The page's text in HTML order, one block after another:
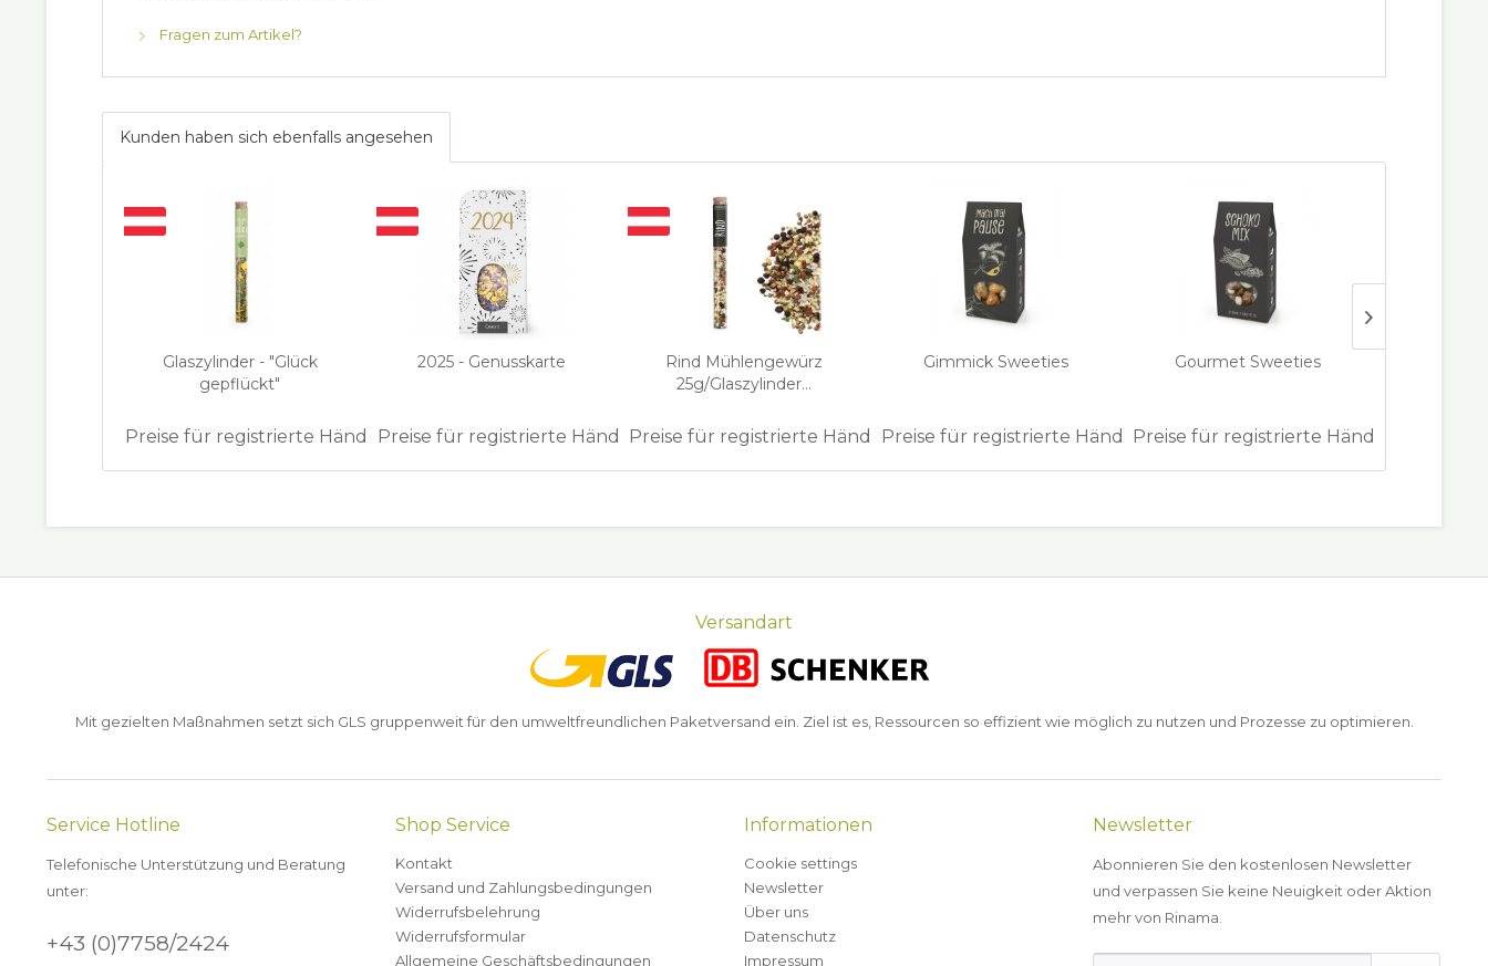
Fragen zum Artikel?
Kunden haben sich ebenfalls angesehen
Glaszylinder - "Glück
gepflückt"
Preise für registrierte Händler
2025 - Genusskarte
Preise für registrierte Händler
Rind Mühlengewürz
25g/Glaszylinder...
Preise für registrierte Händler
Gimmick Sweeties
Preise für registrierte Händler
Gourmet Sweeties
Preise für registrierte Händler
Versandart
Mit gezielten Maßnahmen setzt sich GLS gruppenweit für den umweltfreundlichen Paketversand ein. Ziel ist es, Ressourcen so effizient wie möglich zu nutzen und Prozesse zu optimieren.
Service Hotline
Telefonische Unterstützung und Beratung
unter:
+43 (0)7758/2424
Shop Service
Kontakt
Versand und Zahlungsbedingungen
Widerrufsbelehrung
Widerrufsformular
Allgemeine Geschäftsbedingungen
Informationen
Cookie settings
Newsletter
Über uns
Datenschutz
Impressum
Newsletter
Abonnieren Sie den kostenlosen Newsletter
und verpassen Sie keine Neuigkeit oder Aktion
mehr von Rinama.